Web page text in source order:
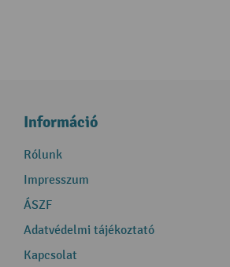
Információ
Rólunk
Impresszum
ÁSZF
Adatvédelmi tájékoztató
Kapcsolat